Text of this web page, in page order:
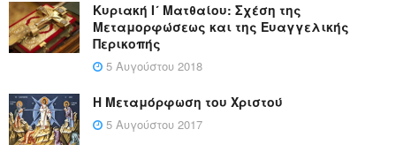
Κυριακή Ι´ Ματθαίου: Σχέση της
Μεταμορφώσεως και της Ευαγγελικής
Περικοπής
5 Αυγούστου 2018
Η Μεταμόρφωση του Χριστού
5 Αυγούστου 2017